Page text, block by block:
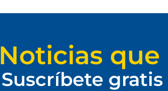
Noticias
Suscríbete